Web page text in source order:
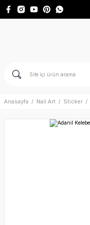
Anasayfa Nail Art Sticker